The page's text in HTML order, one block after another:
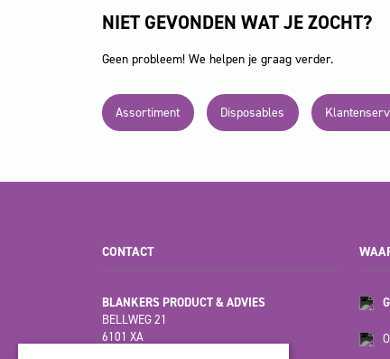
NIET GEVONDEN WAT JE ZOCHT?
Geen probleem! We helpen je graag verder.
Assortiment Disposables
CONTACT
BLANKERS PRODUCT & ADVIES
BELLWEG 21
6101 XA